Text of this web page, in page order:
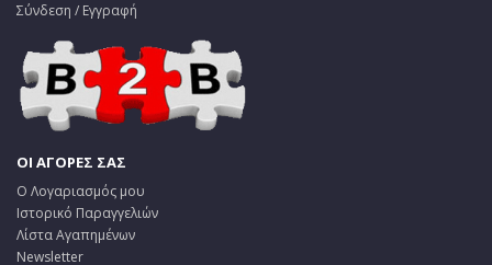
Σύνδεση / Εγγραφή
ΟΙ ΑΓΟΡΕΣ ΣΑΣ
Ο Λογαριασμός μου
Ιστορικό Παραγγελιών
Λίστα Αγαπημένων
Newsletter